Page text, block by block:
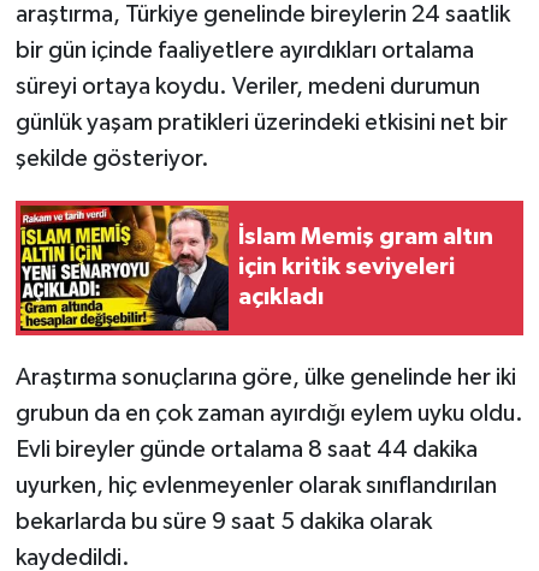
araştırma, Türkiye genelinde bireylerin 24 saatlik
bir gün içinde faaliyetlere ayırdıkları ortalama
süreyi ortaya koydu. Veriler, medeni durumun
günlük yaşam pratikleri üzerindeki etkisini net bir
şekilde gösteriyor.
İslam Memiş gram altın
için kritik seviyeleri
açıkladı
Araştırma sonuçlarına göre, ülke genelinde her iki
grubun da en çok zaman ayırdığı eylem uyku oldu.
Evli bireyler günde ortalama 8 saat 44 dakika
uyurken, hiç evlenmeyenler olarak sınıflandırılan
bekarlarda bu süre 9 saat 5 dakika olarak
kaydedildi.